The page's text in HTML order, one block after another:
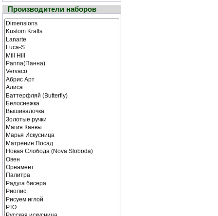
Производители наборов